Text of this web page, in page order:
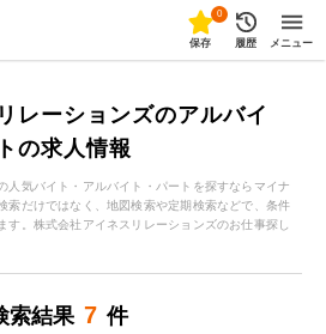
0
保存 履歴 メニュー
レーションズのアルバイ
の求人情報
人気バイト・アルバイト・パートを探すならマイナ
索だけではなく、地図検索や定期検索などで、条件
す。株式会社アイネスリレーションズのお仕事探し
索結果 7 件